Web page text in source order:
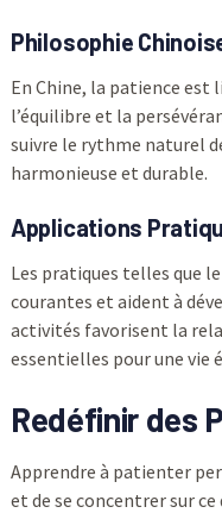
Philosophie
En Chine, la patience est
l’équilibre et la
suivre le rythme naturel
harmonieuse et durable.
Applications
Les pratiques telles que
courantes et aident à
activités favorisent la
essentielles pour une vie
Redéfinir des
Apprendre à patienter
et de se concentrer sur